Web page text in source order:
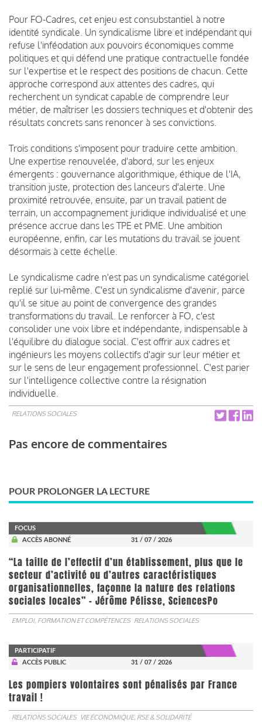
Pour FO-Cadres, cet enjeu est consubstantiel à notre
identité syndicale. Un syndicalisme libre et indépendant qui
refuse l'inféodation aux pouvoirs économiques comme
politiques et qui défend une pratique contractuelle fondée
sur l'expertise et le respect des positions de chacun. Cette
approche correspond aux attentes des cadres, qui
recherchent un syndicat capable de comprendre leur
métier, de maîtriser les dossiers techniques et d'obtenir des
résultats concrets sans renoncer à ses convictions.
Trois conditions s'imposent pour traduire cette ambition.
Une expertise renouvelée, d'abord, sur les enjeux
émergents : gouvernance algorithmique, éthique de l'IA,
transition juste, protection des lanceurs d'alerte. Une
proximité retrouvée, ensuite, par un travail patient de
terrain, un accompagnement juridique individualisé et une
présence accrue dans les TPE et PME. Une ambition
européenne, enfin, car les mutations du travail se jouent
désormais à cette échelle.
Le syndicalisme cadre n'est pas un syndicalisme catégoriel
replié sur lui-même. C'est un syndicalisme d'avenir, parce
qu'il se situe au point de convergence des grandes
transformations du travail. Le renforcer à FO, c'est
consolider une voix libre et indépendante, indispensable à
l'équilibre du dialogue social. C'est offrir aux cadres et
ingénieurs les moyens collectifs d'agir sur leur métier et
sur le sens de leur engagement professionnel. C'est parier
sur l'intelligence collective contre la résignation
individuelle.
RELATIONS SOCIALES
Pas encore de commentaires
POUR PROLONGER LA LECTURE
FOCUS
ACCÈS ABONNÉ
31 / 07 / 2026
“La taille de l’effectif d’un établissement, plus que le
secteur d’activité ou d’autres caractéristiques
organisationnelles, façonne la nature des relations
sociales locales” - Jérôme Pélisse, SciencesPo
EMPLOI, FORMATION ET COMPÉTENCES RELATIONS SOCIALES
PARTICIPATIF
ACCÈS PUBLIC
31 / 07 / 2026
Les pompiers volontaires sont pénalisés par France
travail !
RELATIONS SOCIALES VIE ÉCONOMIQUE, RSE & SOLIDARITÉ